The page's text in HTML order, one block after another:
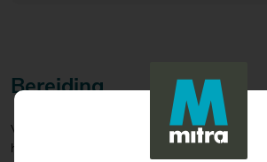
Bereiding
Verwarm de oven voor op 180 °C. Meng in
hanout met het zout en de kip. Meng er 2 el